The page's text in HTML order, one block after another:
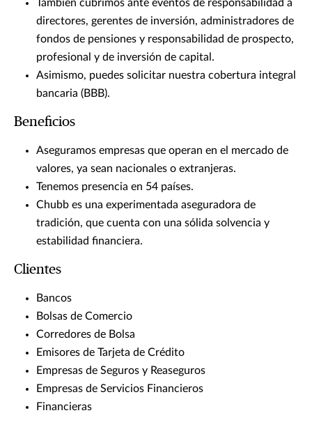
También cubrimos ante eventos de responsabilidad a
directores, gerentes de inversión, administradores de
fondos de pensiones y responsabilidad de prospecto,
profesional y de inversión de capital.
Asimismo, puedes solicitar nuestra cobertura integral
bancaria (BBB).
Beneficios
Aseguramos empresas que operan en el mercado de
valores, ya sean nacionales o extranjeras.
Tenemos presencia en 54 países.
Chubb es una experimentada aseguradora de
tradición, que cuenta con una sólida solvencia y
estabilidad financiera.
Clientes
Bancos
Bolsas de Comercio
Corredores de Bolsa
Emisores de Tarjeta de Crédito
Empresas de Seguros y Reaseguros
Empresas de Servicios Financieros
Financieras